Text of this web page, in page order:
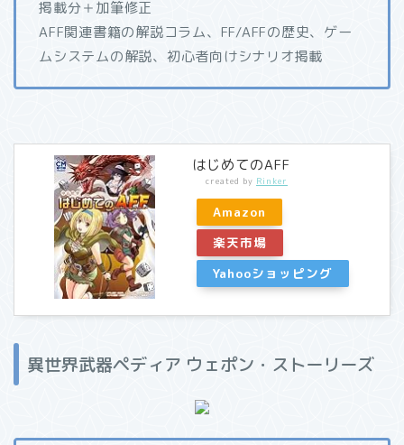
掲載分＋加筆修正
AFF関連書籍の解説コラム、FF/AFFの歴史、ゲー
ムシステムの解説、初心者向けシナリオ掲載
はじめてのAFF
created by Rinker
Amazon
楽天市場
Yahooショッピング
異世界武器ペディア ウェポン・ストーリーズ